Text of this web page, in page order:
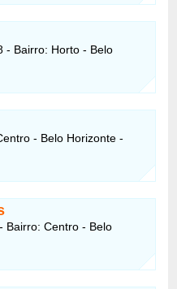
- Bairro: Horto - Belo
- Belo Horizonte -
Bairro: Centro - Belo